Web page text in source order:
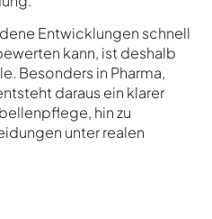
Entwicklungen schnell
kann, ist deshalb
Besonders in Pharma,
daraus ein klarer
hin zu
unter realen